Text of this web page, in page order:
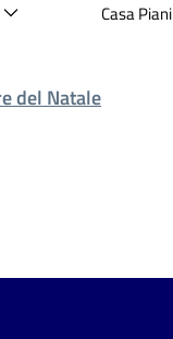
Casa Piani
del Natale